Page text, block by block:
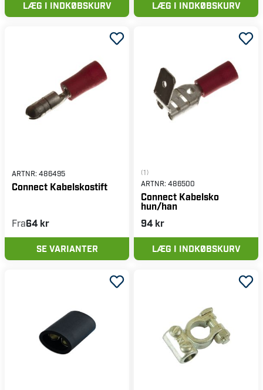
LÆG I INDKØBSKURV LÆG I INDKØBSKURV
ARTNR: 486495
Connect Kabelskostift
Fra64 kr
SE VARIANTER
(1)
ARTNR: 486500
Connect Kabelsko
hun/han
94 kr
LÆG I INDKØBSKURV